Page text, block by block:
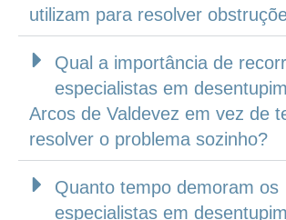
utilizam para resolver
Qual a importância de
especialistas em
Arcos de Valdevez em vez de
resolver o problema sozinho?
Quanto tempo demoram os
especialistas em